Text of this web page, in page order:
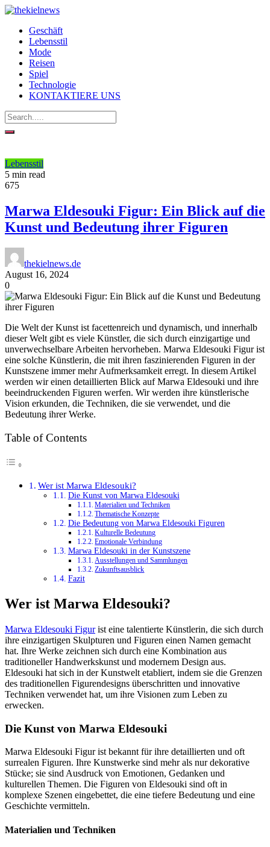
Geschäft
Lebensstil
Mode
Reisen
Spiel
Technologie
KONTAKTIERE UNS
Lebensstil
5 min read
675
Marwa Eldesouki Figur: Ein Blick auf die
Kunst und Bedeutung ihrer Figuren
thekielnews.de
August 16, 2024
0
Die Welt der Kunst ist facettenreich und dynamisch, und innerhalb
dieser Welt gibt es viele Künstler, die sich durch einzigartige und
unverwechselbare Arbeiten hervorheben. Marwa Eldesouki Figur ist
eine solche Künstlerin, die mit ihren faszinierenden Figuren in der
Kunstszene immer mehr Aufmerksamkeit erregt. In diesem Artikel
werden wir einen detaillierten Blick auf Marwa Eldesouki und ihre
beeindruckenden Figuren werfen. Wir werden ihre künstlerische
Vision erkunden, die Techniken, die sie verwendet, und die
Bedeutung ihrer Werke.
Table of Contents
Wer ist Marwa Eldesouki?
Die Kunst von Marwa Eldesouki
Materialien und Techniken
Thematische Konzepte
Die Bedeutung von Marwa Eldesouki Figuren
Kulturelle Bedeutung
Emotionale Verbindung
Marwa Eldesouki in der Kunstszene
Ausstellungen und Sammlungen
Zukunftsausblick
Fazit
Wer ist Marwa Eldesouki?
Marwa Eldesouki Figurist eine talentierte Künstlerin, die sich durch
ihre einzigartigen Skulpturen und Figuren einen Namen gemacht
hat. Ihre Werke zeichnen sich durch eine Kombination aus
traditioneller Handwerkskunst und modernem Design aus.
Eldesouki hat sich in der Kunstwelt etabliert, indem sie die Grenzen
des traditionellen Figurendesigns überschritten und innovative
Techniken verwendet hat, um ihre Visionen zum Leben zu
erwecken.
Die Kunst von Marwa Eldesouki
Marwa Eldesouki Figur ist bekannt für ihre detaillierten und oft
surrealen Figuren. Ihre Kunstwerke sind mehr als nur dekorative
Stücke; sie sind Ausdruck von Emotionen, Gedanken und
kulturellen Themen. Die Figuren von Eldesouki sind oft in
komplexe Szenen eingebettet, die eine tiefere Bedeutung und eine
Geschichte vermitteln.
Materialien und Techniken